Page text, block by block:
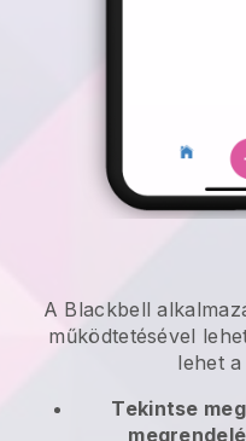
A Blackbell
működtetésével
lehet
Tekintse